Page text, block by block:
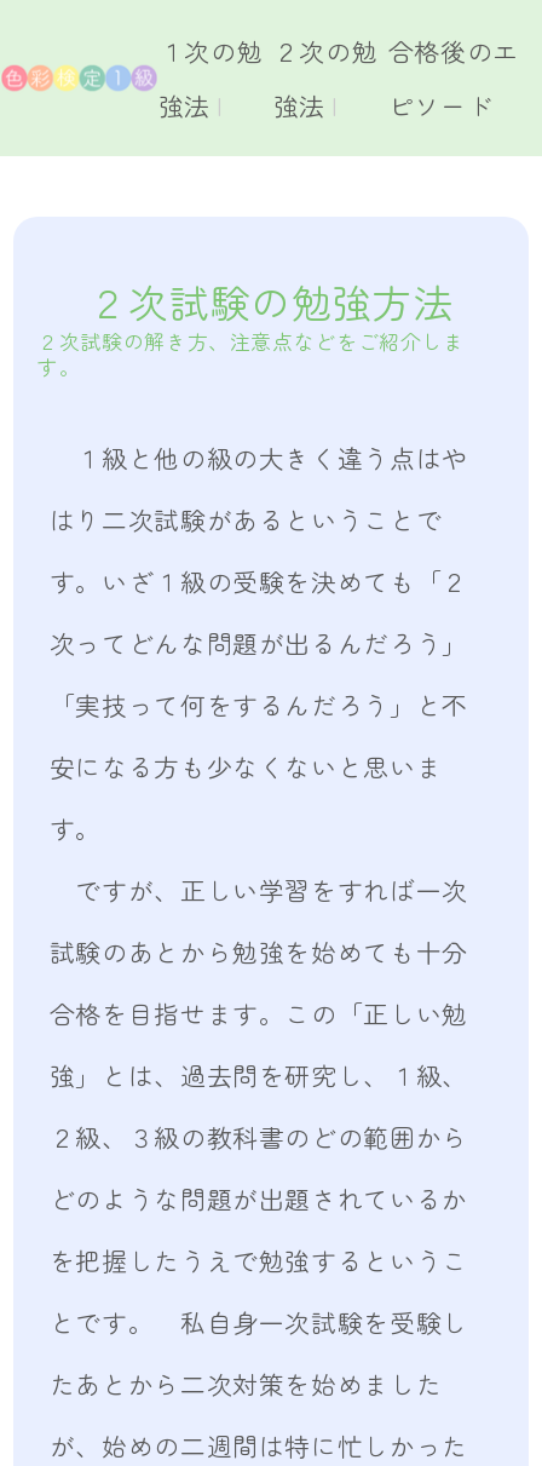
１次の勉
強法
２次の勉
強法
合格後のエ
ピソード
２次試験の勉強方法
２次試験の解き方、注意点などをご紹介しま
す。
１級と他の級の大きく違う点はや
はり二次試験があるということで
す。いざ１級の受験を決めても「２
次ってどんな問題が出るんだろう」
「実技って何をするんだろう」と不
安になる方も少なくないと思いま
す。
ですが、正しい学習をすれば一次
試験のあとから勉強を始めても十分
合格を目指せます。この「正しい勉
強」とは、過去問を研究し、１級、
２級、３級の教科書のどの範囲から
どのような問題が出題されているか
を把握したうえで勉強するというこ
とです。 私自身一次試験を受験し
たあとから二次対策を始めました
が、始めの二週間は特に忙しかった